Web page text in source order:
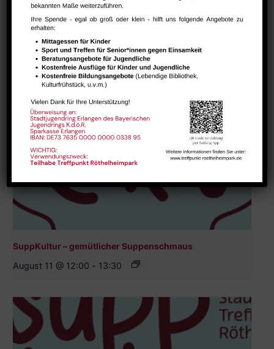
Ähnliche Veranstaltungen
SuppKultur – gemütlicher Suppenschmaus
August 11 @ 12:00 - 13:30